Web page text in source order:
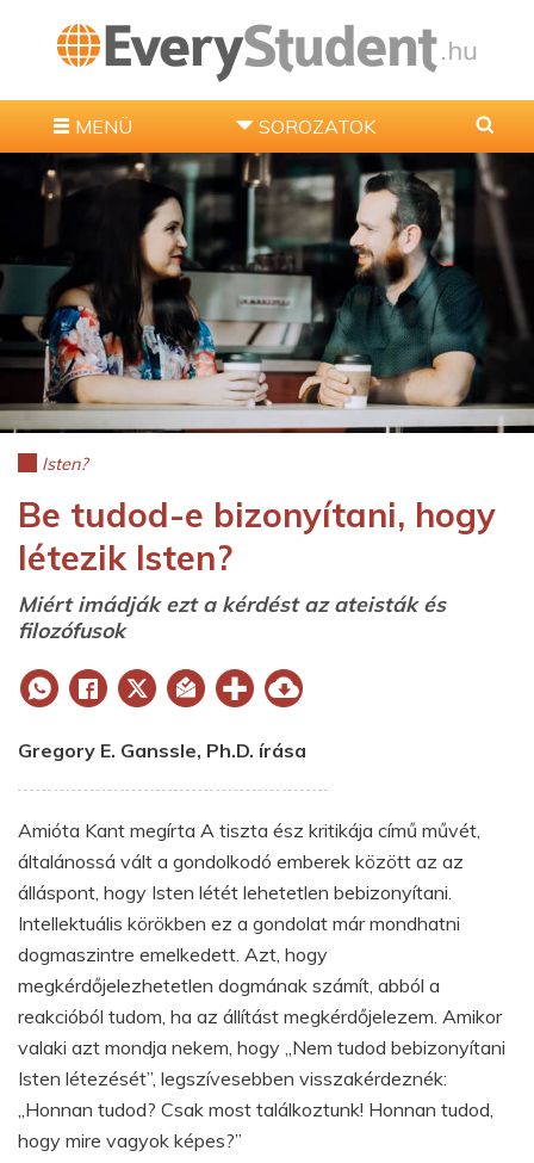
MENÜ SOROZATOK
Isten?
Be tudod-e bizonyítani, hogy
létezik Isten?
Miért imádják ezt a kérdést az ateisták és
filozófusok
Gregory E. Ganssle, Ph.D. írása
Amióta Kant megírta A tiszta ész kritikája című művét,
általánossá vált a gondolkodó emberek között az az
álláspont, hogy Isten létét lehetetlen bebizonyítani.
Intellektuális körökben ez a gondolat már mondhatni
dogmaszintre emelkedett. Azt, hogy
megkérdőjelezhetetlen dogmának számít, abból a
reakcióból tudom, ha az állítást megkérdőjelezem. Amikor
valaki azt mondja nekem, hogy „Nem tudod bebizonyítani
Isten létezését”, legszívesebben visszakérdeznék:
„Honnan tudod? Csak most találkoztunk! Honnan tudod,
hogy mire vagyok képes?”